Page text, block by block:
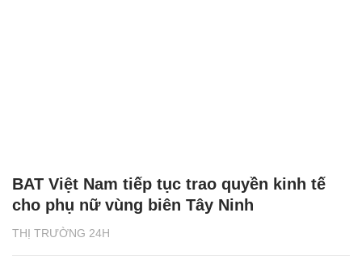
THỊ TRƯỜNG 24H
BAT Việt Nam tiếp tục trao quyền kinh tế
cho phụ nữ vùng biên Tây Ninh